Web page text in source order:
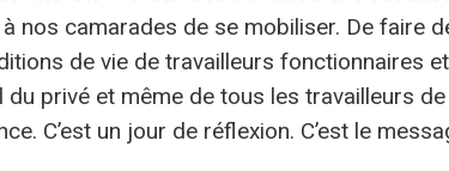
nos camarades de se mobiliser. De faire
de vie de travailleurs fonctionnaires
du privé et même de tous les travailleurs
C’est un jour de réflexion. C’est le